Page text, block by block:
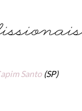
Santo (SP)